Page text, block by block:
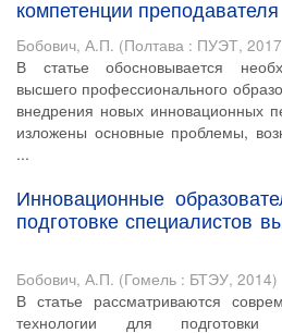
компетенции преподавателя
Бобович, А.П. (Полтава : ПУЭТ, 2017
В статье обосновывается
высшего профессионального
внедрения новых инновационных
изложены основные проблемы,
...
Инновационные
подготовке специалистов
Бобович, А.П. (Гомель : БТЭУ, 2014)
В статье рассматриваются
технологии для подготовки